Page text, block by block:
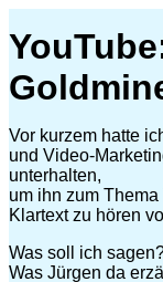
Inhalt
springen
Vor kurzem hatte
und Video-
unterhalten,
um ihn zum
Klartext zu hören
Was soll ich
Was Jürgen da